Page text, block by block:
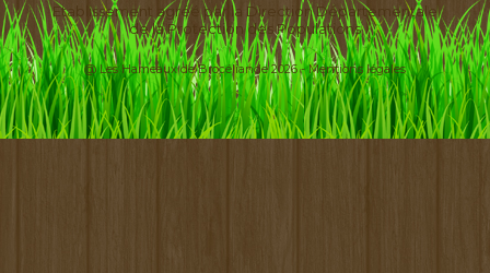
Etablissement agréé par la Direction Départementale
de la Protection des Populations
@ Les Hameaux de Brocéliande 2026 -Mentions légales